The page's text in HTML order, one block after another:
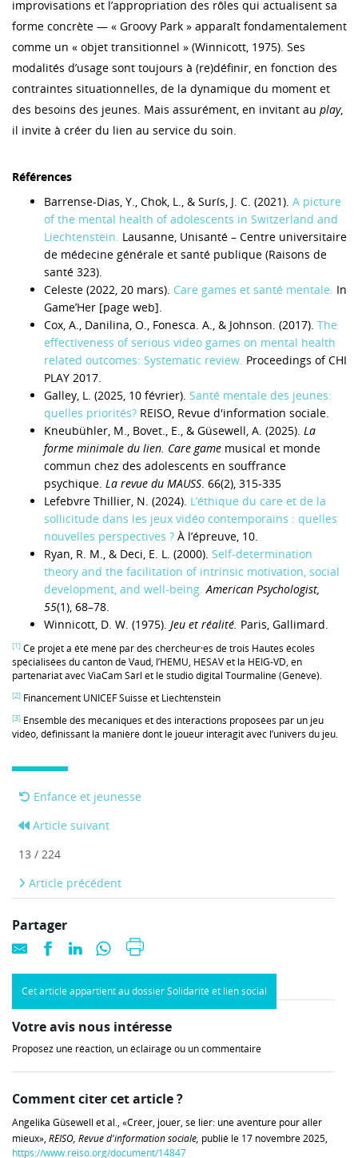
improvisations et l’appropriation des rôles qui actualisent sa
forme concrète — « Groovy Park » apparaît fondamentalement
comme un « objet transitionnel » (Winnicott, 1975). Ses
modalités d’usage sont toujours à (re)définir, en fonction des
contraintes situationnelles, de la dynamique du moment et
des besoins des jeunes. Mais assurément, en invitant au play,
il invite à créer du lien au service du soin.
Références
Barrense-Dias, Y., Chok, L., & Surís, J. C. (2021). A picture
of the mental health of adolescents in Switzerland and
Liechtenstein. Lausanne, Unisanté – Centre universitaire
de médecine générale et santé publique (Raisons de
santé 323).
Celeste (2022, 20 mars). Care games et santé mentale. In
Game’Her [page web].
Cox, A., Danilina, O., Fonesca. A., & Johnson. (2017). The
effectiveness of serious video games on mental health
related outcomes: Systematic review. Proceedings of CHI
PLAY 2017.
Galley, L. (2025, 10 février). Santé mentale des jeunes:
quelles priorités? REISO, Revue d'information sociale.
Kneubühler, M., Bovet., E., & Güsewell, A. (2025). La
forme minimale du lien. Care game musical et monde
commun chez des adolescents en souffrance
psychique. La revue du MAUSS. 66(2), 315-335
Lefebvre Thillier, N. (2024). L’éthique du care et de la
sollicitude dans les jeux vidéo contemporains : quelles
nouvelles perspectives ? À l’épreuve, 10.
Ryan, R. M., & Deci, E. L. (2000). Self-determination
theory and the facilitation of intrinsic motivation, social
development, and well-being. American Psychologist,
55(1), 68–78.
Winnicott, D. W. (1975). Jeu et réalité. Paris, Gallimard.
[1] Ce projet a été mené par des chercheur⸱es de trois Hautes écoles
spécialisées du canton de Vaud, l’HEMU, HESAV et la HEIG-VD, en
partenariat avec ViaCam Sàrl et le studio digital Tourmaline (Genève).
[2] Financement UNICEF Suisse et Liechtenstein
[3] Ensemble des mécaniques et des interactions proposées par un jeu
vidéo, définissant la manière dont le joueur interagit avec l’univers du jeu.
Enfance et jeunesse
Article suivant
13 / 224
Article précédent
Partager
Cet article appartient au dossier Solidarité et lien social
Votre avis nous intéresse
Proposez une réaction, un éclairage ou un commentaire
Comment citer cet article ?
Angelika Güsewell et al., «Créer, jouer, se lier: une aventure pour aller
mieux», REISO, Revue d'information sociale, publié le 17 novembre 2025,
https://www.reiso.org/document/14847